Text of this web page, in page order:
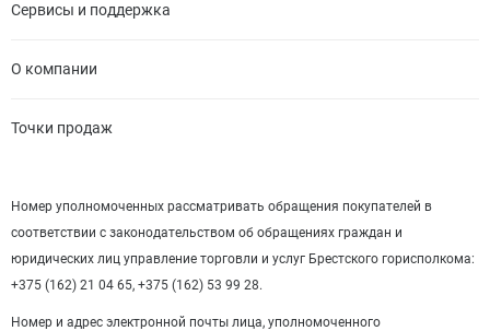
Сервисы и поддержка
О компании
Точки продаж
Номер уполномоченных рассматривать обращения покупателей в
соответствии с законодательством об обращениях граждан и
юридических лиц управление торговли и услуг Брестского горисполкома:
+375 (162) 21 04 65, +375 (162) 53 99 28.
Номер и адрес электронной почты лица, уполномоченного